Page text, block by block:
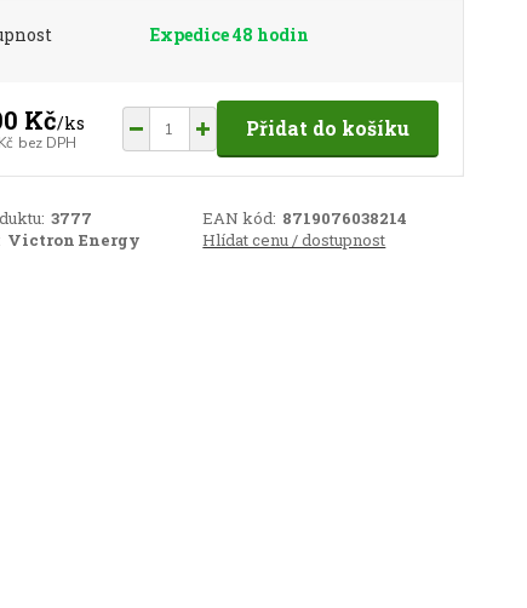
Expedice 48 hodin
Kč/ks
bez DPH
Přidat do košíku
3777 EAN kód: 8719076038214
Victron Energy Hlídat cenu / dostupnost